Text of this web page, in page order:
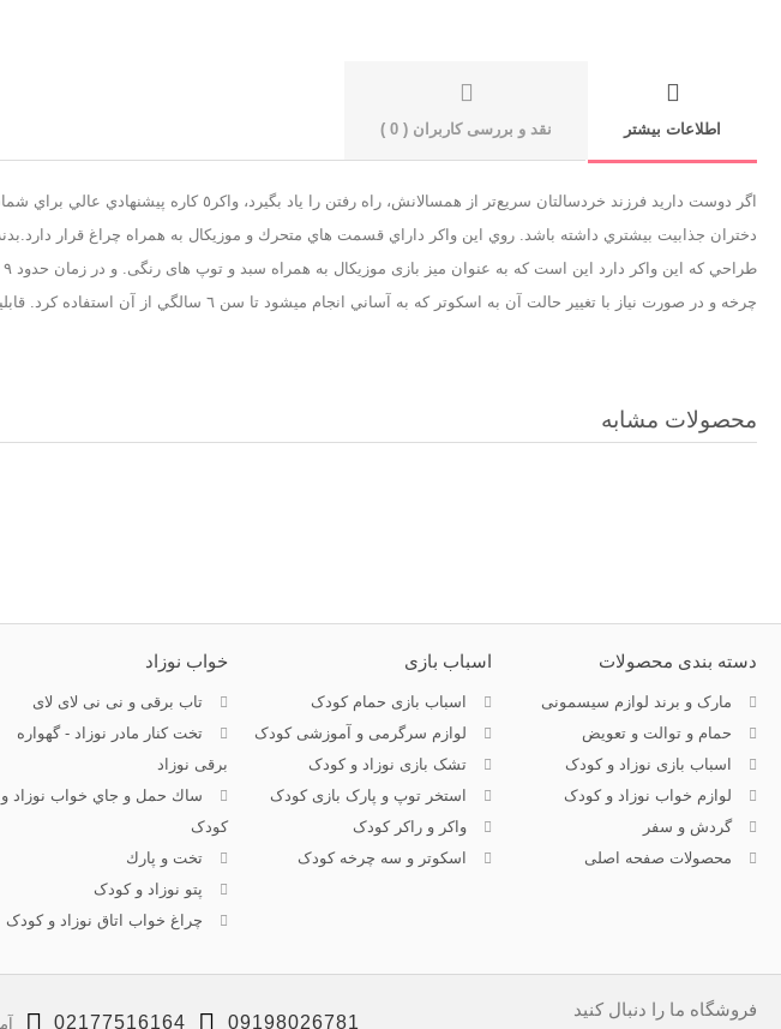
اطلاعات بیشتر نقد و بررسی کاربران ( 0 )
اگر دوست داريد فرزند خردسالتان سريع‌تر
دختران جذابيت بيشتري داشته باشد. روي اين واكر داراي قسمت هاي متحرك و موزيكال به همراه چراغ قرار
چرخه و در صورت نیاز با تغییر حالت آن به اسکوتر كه به آساني انجام ميشود تا سن ٦ سالگي از آن استفاده كرد. قابلیت تنظیم ارتفاع دسته واکر قابلیت تنظیم سرعت حرکت( ترمز دار) فاقد لبه های تیز و برنده
محصولات مشابه
دسته بندی محصولات
مارک و برند لوازم سیسمونی
حمام و توالت و تعویض
اسباب بازی نوزاد و کودک
لوازم خواب نوزاد و کودک
گردش و سفر
محصولات صفحه اصلی
اسباب بازی
اسباب بازی حمام کودک
لوازم سرگرمی و آموزشی کودک
تشک بازی نوزاد و کودک
استخر توپ و پارک بازی کودک
واکر و راکر کودک
اسکوتر و سه چرخه کودک
خواب نوزاد
تاب برقی و نی نی لای لای
تخت كنار مادر نوزاد - گهواره
برقی نوزاد
ساك حمل و جاي خواب نوزاد و
کودک
تخت و پارك
پتو نوزاد و کودک
چراغ خواب اتاق نوزاد و کودک
فروشگاه ما را دنبال کنید
09198026781
02177516164